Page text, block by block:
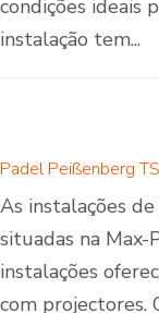
condições ideais
instalação tem...
Padel Peißenberg
As instalações
situadas na Max-
instalações
com projectores.